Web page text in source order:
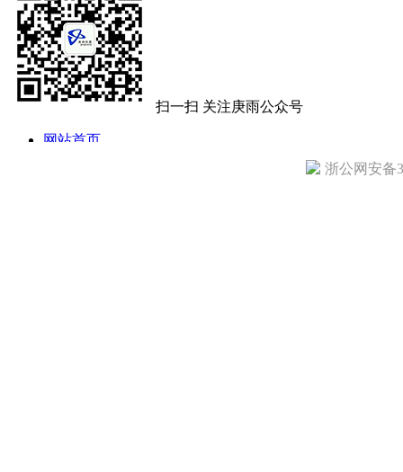
扫一扫 关注庚雨公众号
网站首页
浙公网安备